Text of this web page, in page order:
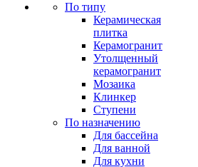
По типу
Керамическая
плитка
Керамогранит
Утолщенный
керамогранит
Мозаика
Клинкер
Ступени
По назначению
Для бассейна
Для ванной
Для кухни